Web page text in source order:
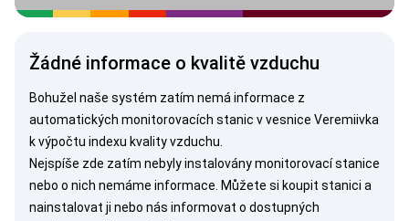
Žádné informace o kvalitě vzduchu
Bohužel naše systém zatím nemá informace z
automatických monitorovacích stanic v vesnice Veremiivka
k výpočtu indexu kvality vzduchu.
Nejspíše zde zatím nebyly instalovány monitorovací stanice
nebo o nich nemáme informace. Můžete si koupit stanici a
nainstalovat ji nebo nás informovat o dostupných